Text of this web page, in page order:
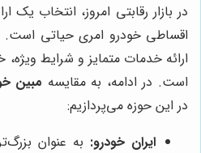
در بازار رقابتی امروز، انتخاب یک
اقساطی خودرو امری حیاتی است.
ارائه خدمات متمایز و شرایط ویژه،
است. در ادامه، به مقایسه مبین
در این حوزه می‌پردازیم:
ایران خودرو: به عنوان